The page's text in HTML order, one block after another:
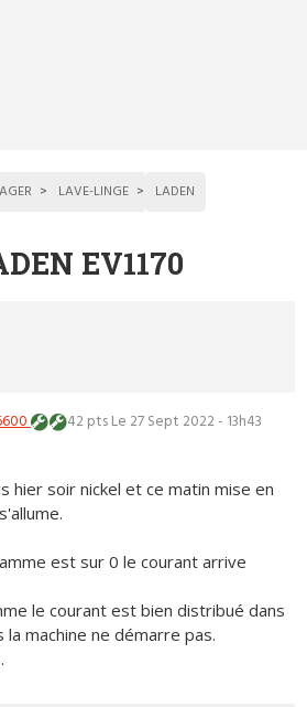
LAVE-LINGE LADEN
EV1170
42 ptsLe 27 Sept 2022 - 13h43
hier soir nickel et ce matin mise en
est sur 0 le courant arrive
le courant est bien distribué dans
machine ne démarre pas.